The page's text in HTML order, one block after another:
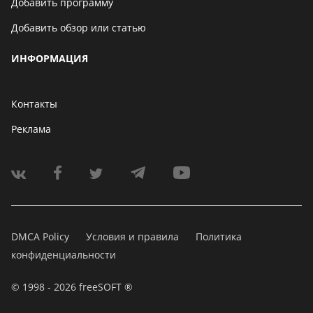
Добавить обзор или статью
ИНФОРМАЦИЯ
Контакты
Реклама
DMCA Policy Условия и правила
Политика
конфиденциальности
© 1998 - 2026 freeSOFT ®